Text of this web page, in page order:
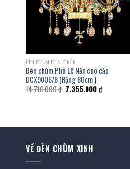
ĐÈN CHÙM PHA LÊ NẾN
Đèn chùm Pha Lê Nến cao cấp
DCX9006/8 (Rộng 80cm )
14.710.000₫ Giá
gốc
7.355.000₫Giá
VỀ ĐÈN CHÙM XINH